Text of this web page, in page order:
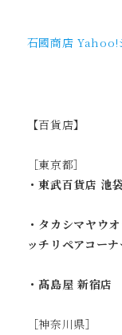
石國商店 Yahoo!
【百貨店】
［東京都］
・東武百貨店
・タカシマヤウ
ッチリペアコーナ
・髙島屋 新宿
［神奈川県］